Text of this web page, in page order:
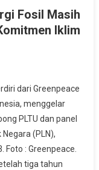
Fosil Masih
Iklim
dari Greenpeace
menggelar
PLTU dan panel
(PLN),
: Greenpeace.
tiga tahun